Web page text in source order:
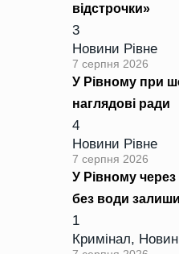
відстрочки»
3
Новини Рівне
7 серпня 2026
У Рівному при
наглядові ради
4
Новини Рівне
7 серпня 2026
У Рівному
без води
1
Кримінал,